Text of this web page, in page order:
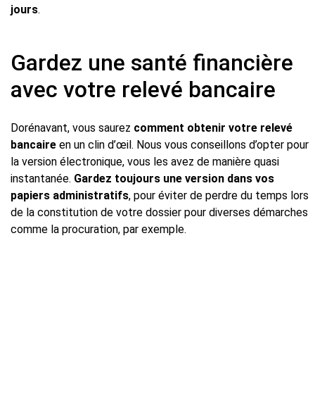
jours.
Gardez une santé financière
avec votre relevé bancaire
Dorénavant, vous saurez comment obtenir votre relevé
bancaire en un clin d’œil. Nous vous conseillons d’opter pour
la version électronique, vous les avez de manière quasi
instantanée. Gardez toujours une version dans vos
papiers administratifs, pour éviter de perdre du temps lors
de la constitution de votre dossier pour diverses démarches
comme la procuration, par exemple.